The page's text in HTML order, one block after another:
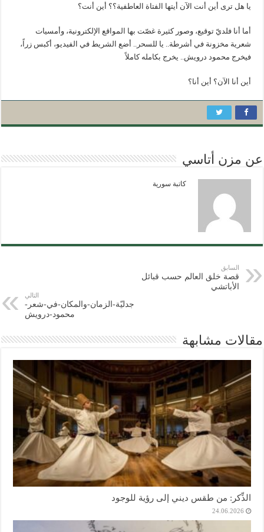
يا هل ترى أين أنت الآن أيتها الفتاة العاطفية؟؟ أين أنت؟
أما أنا فلديّ توقيع، وصور كثيرة غصّت بها المواقع الإلكترونية، وأمسيات
شعرية مخزونة في أشرطة.. يا للسحر.. أضع الشريط في الفيديو، أكبس زراً،
فيخرج محمود درويش.. يخرج بكامله كاملاً
أين أنا الآن؟ أين أنا؟
عن مزن أتاسي
كاتبة سورية
السابق
قصة خلق العالم حسب قبائل
الأباتشي
التالي
جدليّة-الزمان-والمكان-في-شعر-
محمود-درويش
مقالات مشابهة
الذِّكر: من طقس ديني إلى رؤية للوجود
24.06.2026